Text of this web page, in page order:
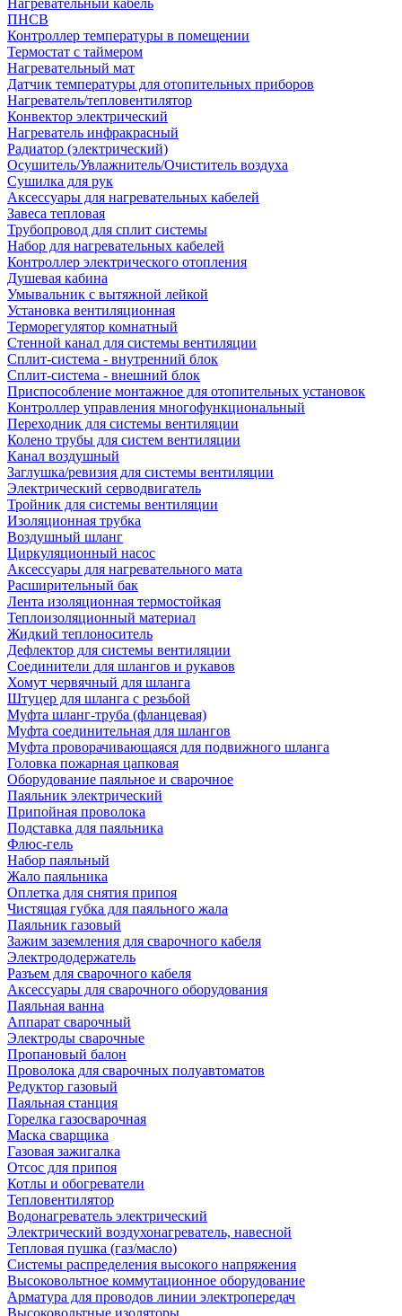
Нагревательный кабель
ПНСВ
Контроллер температуры в помещении
Термостат с таймером
Нагревательный мат
Датчик температуры для отопительных приборов
Нагреватель/тепловентилятор
Конвектор электрический
Нагреватель инфракрасный
Радиатор (электрический)
Осушитель/Увлажнитель/Очиститель воздуха
Сушилка для рук
Аксессуары для нагревательных кабелей
Завеса тепловая
Трубопровод для сплит системы
Набор для нагревательных кабелей
Контроллер электрического отопления
Душевая кабина
Умывальник с вытяжной лейкой
Установка вентиляционная
Терморегулятор комнатный
Стенной канал для системы вентиляции
Сплит-система - внутренний блок
Сплит-система - внешний блок
Приспособление монтажное для отопительных установок
Контроллер управления многофункциональный
Переходник для системы вентиляции
Колено трубы для систем вентиляции
Канал воздушный
Заглушка/ревизия для системы вентиляции
Электрический серводвигатель
Тройник для системы вентиляции
Изоляционная трубка
Воздушный шланг
Циркуляционный насос
Аксессуары для нагревательного мата
Расширительный бак
Лента изоляционная термостойкая
Теплоизоляционный материал
Жидкий теплоноситель
Дефлектор для системы вентиляции
Соединители для шлангов и рукавов
Хомут червячный для шланга
Штуцер для шланга с резьбой
Муфта шланг-труба (фланцевая)
Муфта соединительная для шлангов
Муфта проворачивающаяся для подвижного шланга
Головка пожарная цапковая
Оборудование паяльное и сварочное
Паяльник электрический
Припойная проволока
Подставка для паяльника
Флюс-гель
Набор паяльный
Жало паяльника
Оплетка для снятия припоя
Чистящая губка для паяльного жала
Паяльник газовый
Зажим заземления для сварочного кабеля
Электрододержатель
Разъем для сварочного кабеля
Аксессуары для сварочного оборудования
Паяльная ванна
Аппарат сварочный
Электроды сварочные
Пропановый балон
Проволока для сварочных полуавтоматов
Редуктор газовый
Паяльная станция
Горелка газосварочная
Маска сварщика
Газовая зажигалка
Отсос для припоя
Котлы и обогреватели
Тепловентилятор
Водонагреватель электрический
Электрический воздухонагреватель, навесной
Тепловая пушка (газ/масло)
Системы распределения высокого напряжения
Высоковольтное коммутационное оборудование
Арматура для проводов линии электропередач
Высоковольтные изоляторы